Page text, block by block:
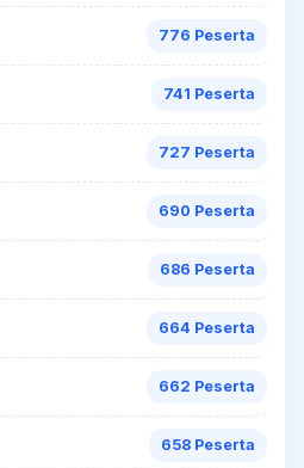
776 Peserta
741 Peserta
727 Peserta
690 Peserta
686 Peserta
664 Peserta
662 Peserta
658 Peserta